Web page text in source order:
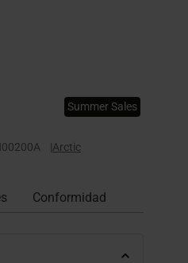
Summer Sales
|Arctic
Conformidad